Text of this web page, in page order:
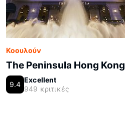
Κοουλούν
The Peninsula Hong Kong
9.4
Excellent
949 κριτικές